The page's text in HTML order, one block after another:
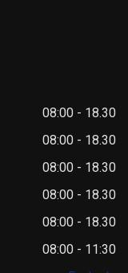
08:00 - 18.30
08:00 - 18.30
08:00 - 18.30
08:00 - 18.30
08:00 - 18.30
08:00 - 11:30